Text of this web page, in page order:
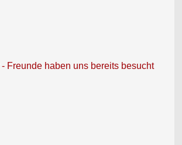
Freunde haben uns bereits besucht